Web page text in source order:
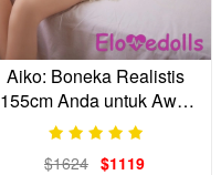
Aiko: Boneka Realistis
155cm Anda untuk Awal
yang Baru
$1624 $1119